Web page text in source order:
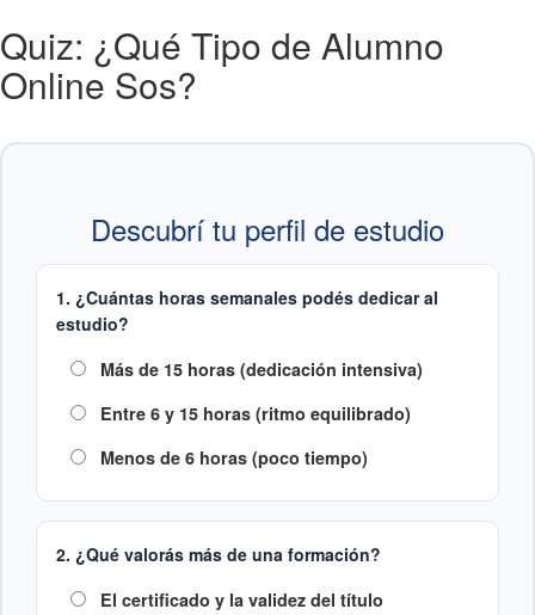
Quiz: ¿Qué Tipo de Alumno
Online Sos?
Descubrí tu perfil de estudio
1. ¿Cuántas horas semanales podés dedicar al
estudio?
Más de 15 horas (dedicación intensiva)
Entre 6 y 15 horas (ritmo equilibrado)
Menos de 6 horas (poco tiempo)
2. ¿Qué valorás más de una formación?
El certificado y la validez del título